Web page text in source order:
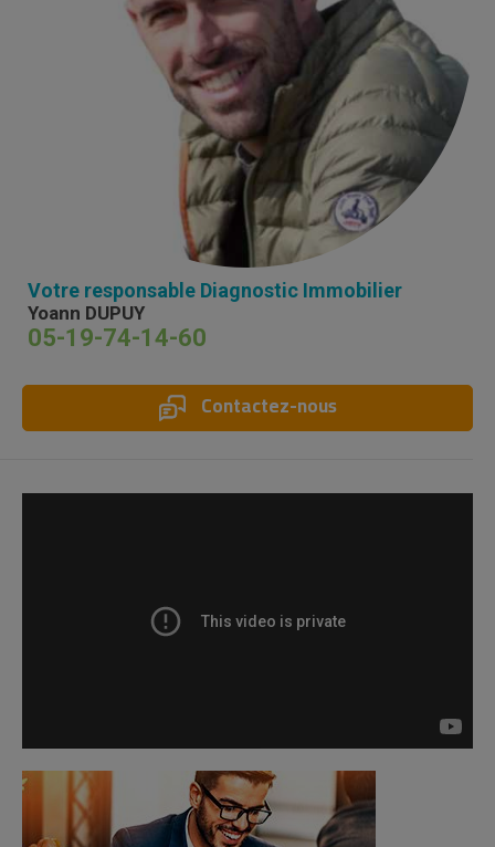
Votre responsable Diagnostic Immobilier
Yoann DUPUY
05-19-74-14-60
Contactez-nous